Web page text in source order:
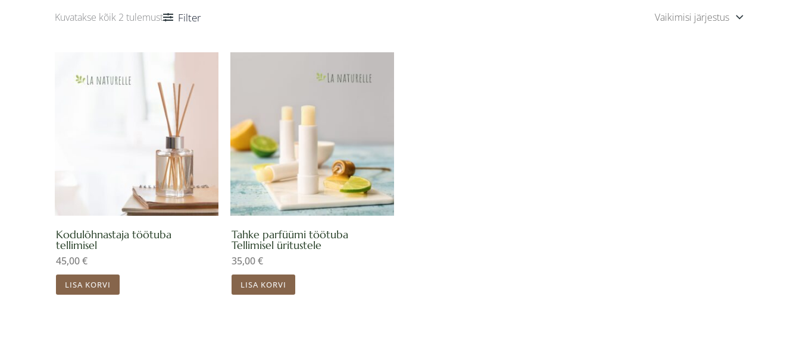
Kuvatakse kõik 2 tulemust Filter
Kodulõhnastaja töötuba
tellimisel
45,00€
LISA KORVI
Tahke parfüümi töötuba
Tellimisel üritustele
35,00€
LISA KORVI